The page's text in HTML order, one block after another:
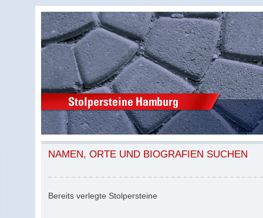
NAMEN, ORTE UND BIOGRAFIEN SUCHEN
Bereits verlegte Stolpersteine